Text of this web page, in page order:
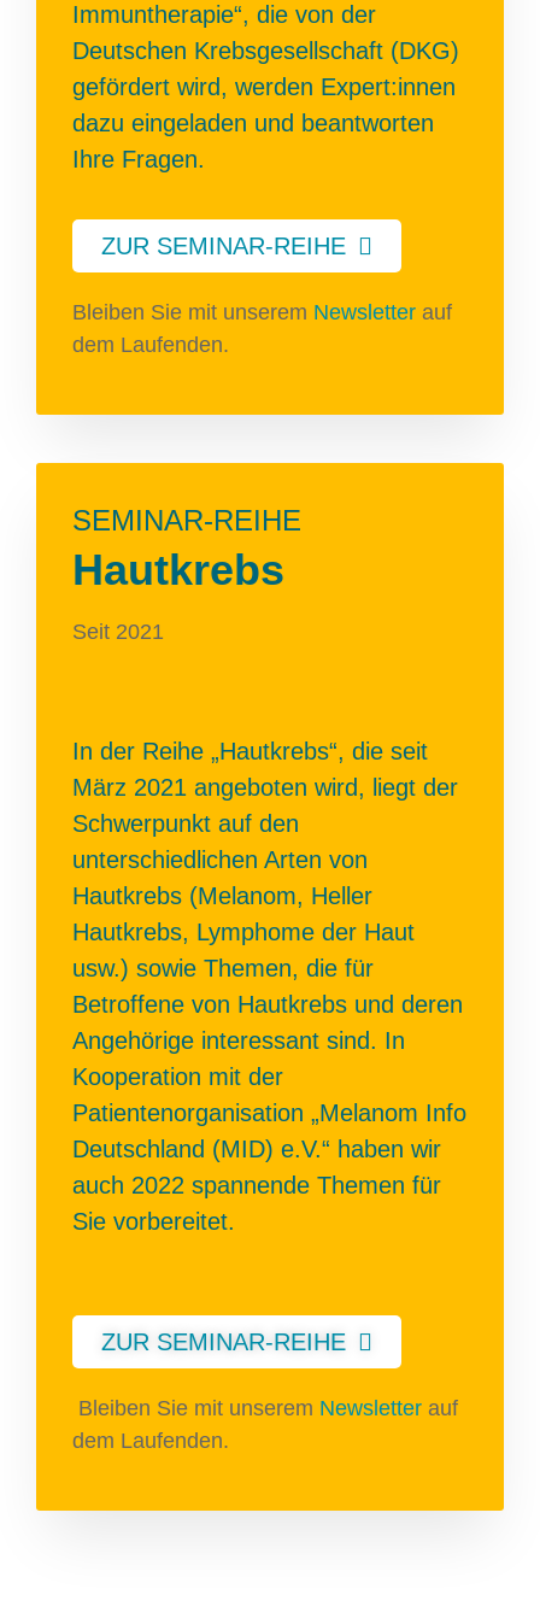
Immuntherapie“, die von der
Deutschen Krebsgesellschaft (DKG)
gefördert wird, werden Expert:innen
dazu eingeladen und beantworten
Ihre Fragen.
ZUR SEMINAR-REIHE
Bleiben Sie mit unserem Newsletter auf
dem Laufenden.
SEMINAR-REIHE
Hautkrebs
Seit 2021
In der Reihe „Hautkrebs“, die seit
März 2021 angeboten wird, liegt der
Schwerpunkt auf den
unterschiedlichen Arten von
Hautkrebs (Melanom, Heller
Hautkrebs, Lymphome der Haut
usw.) sowie Themen, die für
Betroffene von Hautkrebs und deren
Angehörige interessant sind. In
Kooperation mit der
Patientenorganisation „Melanom Info
Deutschland (MID) e.V.“ haben wir
auch 2022 spannende Themen für
Sie vorbereitet.
ZUR SEMINAR-REIHE
Bleiben Sie mit unserem Newsletter auf
dem Laufenden.